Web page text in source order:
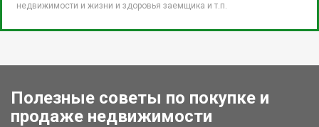
недвижимости и жизни и здоровья заемщика и т.п.
Полезные советы по покупке и
продаже недвижимости